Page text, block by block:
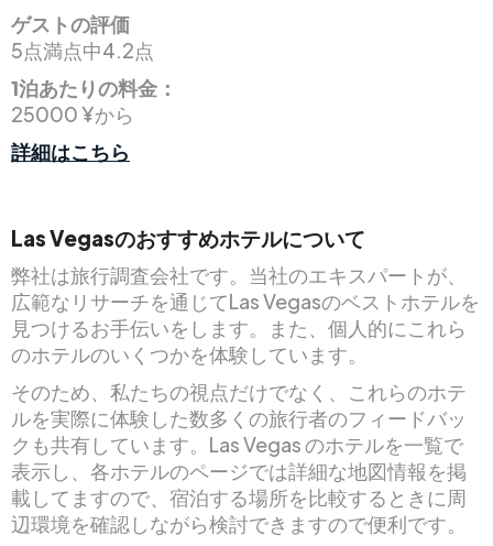
ゲストの評価
5点満点中4.2点
1泊あたりの料金：
25000 ¥から
詳細はこちら
Las Vegasのおすすめホテルについて
弊社は旅行調査会社です。当社のエキスパートが、
広範なリサーチを通じてLas Vegasのベストホテルを
見つけるお手伝いをします。また、個人的にこれら
のホテルのいくつかを体験しています。
そのため、私たちの視点だけでなく、これらのホテ
ルを実際に体験した数多くの旅行者のフィードバッ
クも共有しています。Las Vegas のホテルを一覧で
表示し、各ホテルのページでは詳細な地図情報を掲
載してますので、宿泊する場所を比較するときに周
辺環境を確認しながら検討できますので便利です。